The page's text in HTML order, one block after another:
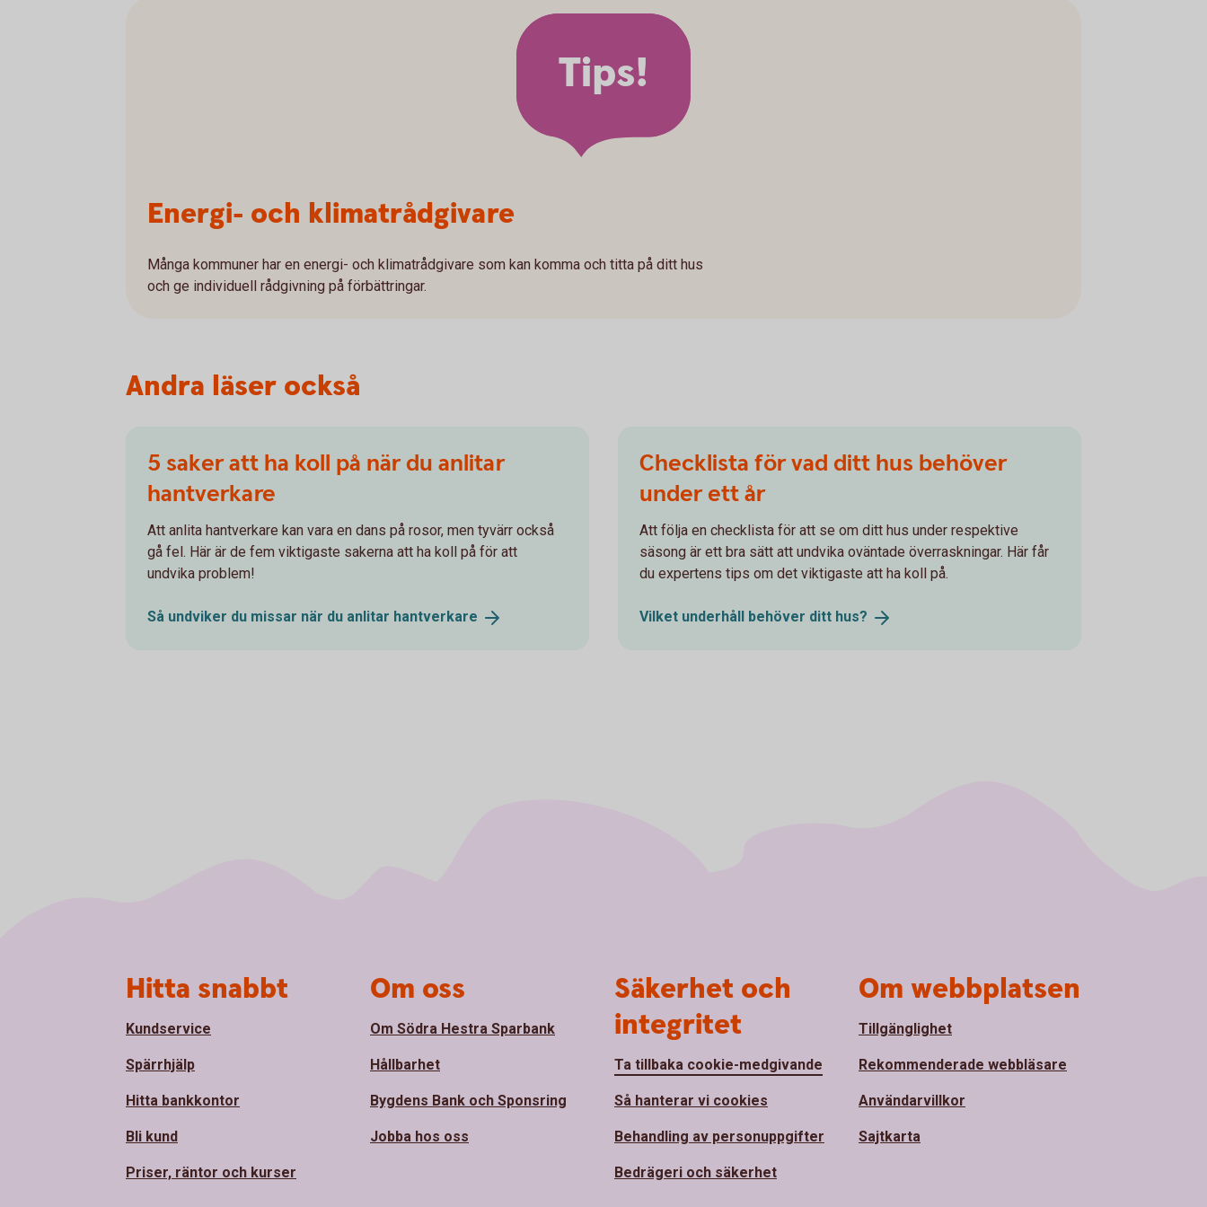
Energi- och klimatrådgivare
Många kommuner har en energi- och klimatrådgivare som kan komma och titta på ditt hus
och ge individuell rådgivning på förbättringar.
Tips!
Andra läser också
5 saker att ha koll på när du anlitar
hantverkare
Att anlita hantverkare kan vara en dans på rosor, men tyvärr också
gå fel. Här är de fem viktigaste sakerna att ha koll på för att
undvika problem!
Så undviker du missar när du anlitar hantverkare
Checklista för vad ditt hus behöver
under ett år
Att följa en checklista för att se om ditt hus under respektive
säsong är ett bra sätt att undvika oväntade överraskningar. Här får
du expertens tips om det viktigaste att ha koll på.
Vilket underhåll behöver ditt hus?
Hitta snabbt
Kundservice
Spärrhjälp
Hitta bankkontor
Bli kund
Priser, räntor och kurser
Om oss
Om Södra Hestra Sparbank
Hållbarhet
Bygdens Bank och Sponsring
Jobba hos oss
Säkerhet och
integritet
Ta tillbaka cookie-medgivande
Så hanterar vi cookies
Behandling av personuppgifter
Bedrägeri och säkerhet
Om webbplatsen
Tillgänglighet
Rekommenderade webbläsare
Användarvillkor
Sajtkarta